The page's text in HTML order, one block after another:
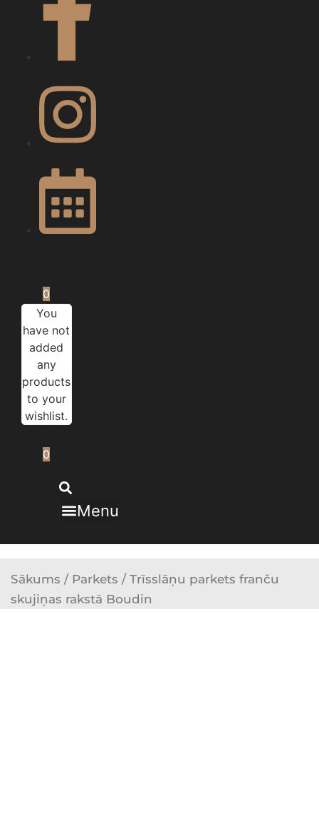
0
You
have not
added
any
products
to your
wishlist.
0
Menu
Sākums / Parkets / Trīsslāņu parkets franču
skujiņas rakstā Boudin